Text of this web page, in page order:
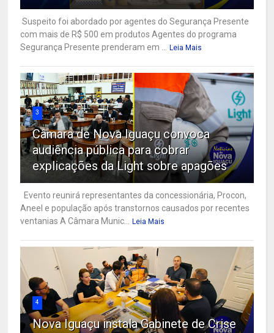
Suspeito foi abordado por agentes do Segurança Presente
com mais de R$ 500 em produtos Agentes do programa
Segurança Presente prenderam em ...
Leia Mais
3
Câmara de Nova Iguaçu convoca
audiência pública para cobrar
explicações da Light sobre apagões
Evento reunirá representantes da concessionária, Procon,
Aneel e população após transtornos causados por recentes
ventanias A Câmara Munic...
Leia Mais
4
Nova Iguaçu instala Gabinete de Crise